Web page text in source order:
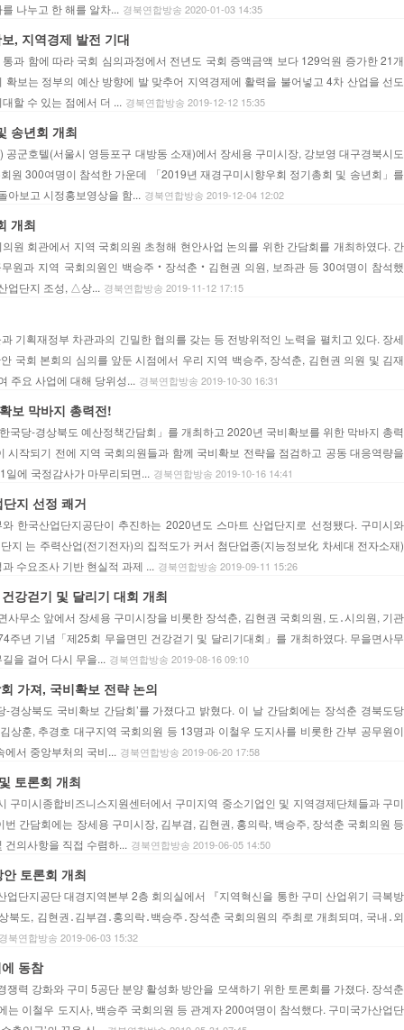
나누고 한 해를 알차... 경북연합방송 2020-01-03 14:35
, 지역경제 발전 기대
과 함에 따라 국회 심의과정에서 전년도 국회 증액금액 보다 129억원 증가한 21개
보는 정부의 예산 방향에 발 맞추어 지역경제에 활력을 불어넣고 4차 산업을 선도
할 수 있는 점에서 더 ... 경북연합방송 2019-12-12 15:35
송년회 개최
군호텔(서울시 영등포구 대방동 소재)에서 장세용 구미시장, 강보영 대구경북시도
원 300여명이 참석한 가운데 「2019년 재경구미시향우회 정기총회 및 송년회」를
아보고 시정홍보영상을 함... 경북연합방송 2019-12-04 12:02
개최
원 회관에서 지역 국회의원 초청해 현안사업 논의를 위한 간담회를 개최하였다. 간
원과 지역 국회의원인 백승주‧장석춘‧김현권 의원, 보좌관 등 30여명이 참석했
업단지 조성, △상... 경북연합방송 2019-11-12 17:15
기획재정부 차관과의 긴밀한 협의를 갖는 등 전방위적인 노력을 펼치고 있다. 장세
국회 본회의 심의를 앞둔 시점에서 우리 지역 백승주, 장석춘, 김현권 의원 및 김재
주요 사업에 대해 당위성... 경북연합방송 2019-10-30 16:31
보 막바지 총력전!
국당-경상북도 예산정책간담회」를 개최하고 2020년 국비확보를 위한 막바지 총력
작되기 전에 지역 국회의원들과 함께 국비확보 전략을 점검하고 공동 대응역량을
에 국정감사가 마무리되면... 경북연합방송 2019-10-16 14:41
지 선정 쾌거
한국산업단지공단이 추진하는 2020년도 스마트 산업단지로 선정됐다. 구미시와
지 는 주력산업(전기전자)의 집적도가 커서 첨단업종(지능정보化 차세대 전자소재)
수요조사 기반 현실적 과제 ... 경북연합방송 2019-09-11 15:26
강걷기 및 달리기 대회 개최
무소 앞에서 장세용 구미시장을 비롯한 장석춘, 김현권 국회의원, 도․시의원, 기관
주년 기념「제25회 무을면민 건강걷기 및 달리기대회」를 개최하였다. 무을면사무
을 걸어 다시 무을... 경북연합방송 2019-08-16 09:10
가져, 국비확보 전략 논의
경상북도 국비확보 간담회’를 가졌다고 밝혔다. 이 날 간담회에는 장석춘 경북도당
상훈, 추경호 대구지역 국회의원 등 13명과 이철우 도지사를 비롯한 간부 공무원이
서 중앙부처의 국비... 경북연합방송 2019-06-20 17:58
토론회 개최
미시종합비즈니스지원센터에서 구미지역 중소기업인 및 지역경제단체들과 구미
간담회에는 장세용 구미시장, 김부겸, 김현권, 홍의락, 백승주, 장석춘 국회의원 등
의사항을 직접 수렴하... 경북연합방송 2019-06-05 14:50
토론회 개최
단지공단 대경지역본부 2층 회의실에서 『지역혁신을 통한 구미 산업위기 극복방
도, 김현권․김부겸․홍의락․백승주․장석춘 국회의원의 주최로 개최되며, 국내․외
북연합방송 2019-06-03 15:32
동참
력 강화와 구미 5공단 분양 활성화 방안을 모색하기 위한 토론회를 가졌다. 장석춘
이철우 도지사, 백승주 국회의원 등 관계자 200여명이 참석했다. 구미국가산업단